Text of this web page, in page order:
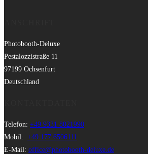
Photobooth-Deluxe
Pestalozzistraße 11
97199 Ochsenfurt
Deutschland
Telefon: +49 9331 8021990
Mobil: +49 177 6506111
E-Mail: office@photobooth-deluxe.de